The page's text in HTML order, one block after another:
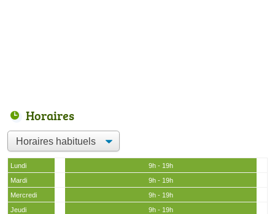
Horaires
Lundi
9h - 19h
Mardi
9h - 19h
Mercredi
9h - 19h
Jeudi
9h - 19h